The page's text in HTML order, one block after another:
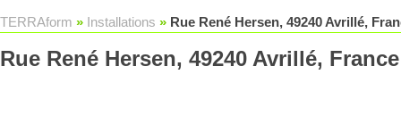
TERRAform » Installations » Rue René Hersen, 49240 Avrillé,
Rue René Hersen, 49240 Avrillé, France